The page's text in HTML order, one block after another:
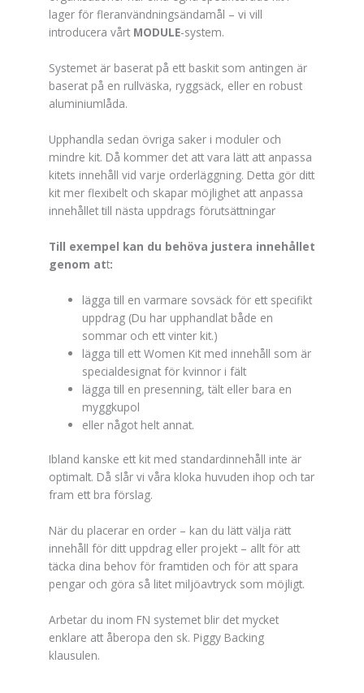
lager för fleranvändningsändamål – vi vill
introducera vårt MODULE-system.
Systemet är baserat på ett baskit som antingen är
baserat på en rullväska, ryggsäck, eller en robust
aluminiumlåda.
Upphandla sedan övriga saker i moduler och
mindre kit. Då kommer det att vara lätt att anpassa
kitets innehåll vid varje orderläggning. Detta gör ditt
kit mer flexibelt och skapar möjlighet att anpassa
innehållet till nästa uppdrags förutsättningar
Till exempel kan du behöva justera innehållet
genom att:
lägga till en varmare sovsäck för ett specifikt
uppdrag (Du har upphandlat både en
sommar och ett vinter kit.)
lägga till ett Women Kit med innehåll som är
specialdesignat för kvinnor i fält
lägga till en presenning, tält eller bara en
myggkupol
eller något helt annat.
Ibland kanske ett kit med standardinnehåll inte är
optimalt. Då slår vi våra kloka huvuden ihop och tar
fram ett bra förslag.
När du placerar en order – kan du lätt välja rätt
innehåll för ditt uppdrag eller projekt – allt för att
täcka dina behov för framtiden och för att spara
pengar och göra så litet miljöavtryck som möjligt.
Arbetar du inom FN systemet blir det mycket
enklare att åberopa den sk. Piggy Backing
klausulen.